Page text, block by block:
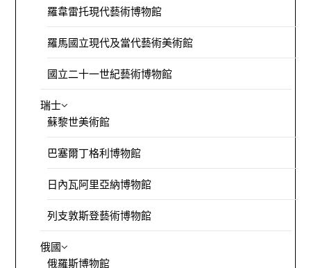
羅韋雷托現代藝術博物館
羅馬國立現代及當代藝術美術館
國立二十一世紀藝術博物館
瑞士
蘇黎世美術館
巴塞爾丁格利博物館
日內瓦阿里亞納博物館
列支敦斯登藝術博物館
俄國
俄羅斯博物館